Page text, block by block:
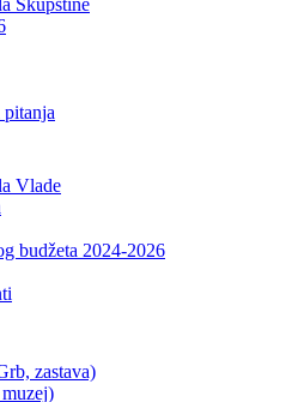
Skupštine
Vlade
budžeta 2024-2026